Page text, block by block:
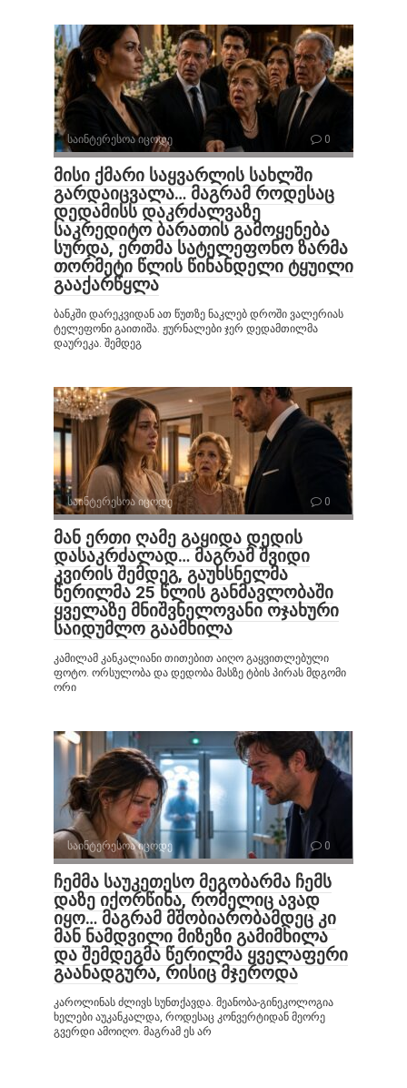
საინტერესოა იცოდე 0
მისი ქმარი საყვარლის სახლში
გარდაიცვალა… მაგრამ როდესაც
დედამისს დაკრძალვაზე
საკრედიტო ბარათის გამოყენება
სურდა, ერთმა სატელეფონო ზარმა
თორმეტი წლის წინანდელი ტყუილი
გააქარწყლა
ბანკში დარეკვიდან ათ წუთზე ნაკლებ დროში ვალერიას
ტელეფონი გაითიშა. ჟურნალები ჯერ დედამთილმა
დაურეკა. შემდეგ
საინტერესოა იცოდე 0
მან ერთი ღამე გაყიდა დედის
დასაკრძალად… მაგრამ შვიდი
კვირის შემდეგ, გაუხსნელმა
წერილმა 25 წლის განმავლობაში
ყველაზე მნიშვნელოვანი ოჯახური
საიდუმლო გაამხილა
კამილამ კანკალიანი თითებით აიღო გაყვითლებული
ფოტო. ორსულობა და დედობა მასზე ტბის პირას მდგომი
ორი
საინტერესოა იცოდე 0
ჩემმა საუკეთესო მეგობარმა ჩემს
დაზე იქორწინა, რომელიც ავად
იყო… მაგრამ მშობიარობამდეც კი
მან ნამდვილი მიზეზი გამიმხილა
და შემდეგმა წერილმა ყველაფერი
გაანადგურა, რისიც მჯეროდა
კაროლინას ძლივს სუნთქავდა. მეანობა-გინეკოლოგია
ხელები აუკანკალდა, როდესაც კონვერტიდან მეორე
გვერდი ამოიღო. მაგრამ ეს არ